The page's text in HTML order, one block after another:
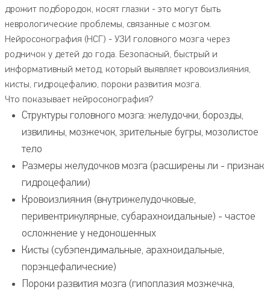
дрожит подбородок, косят глазки - это могут быть
неврологические проблемы, связанные с мозгом.
Нейросонография (НСГ) - УЗИ головного мозга через
родничок у детей до года. Безопасный, быстрый и
информативный метод, который выявляет кровоизлияния,
кисты, гидроцефалию, пороки развития мозга.
Что показывает нейросонография?
Структуры головного мозга: желудочки, борозды,
извилины, мозжечок, зрительные бугры, мозолистое
тело
Размеры желудочков мозга (расширены ли - признак
гидроцефалии)
Кровоизлияния (внутрижелудочковые,
перивентрикулярные, субарахноидальные) - частое
осложнение у недоношенных
Кисты (субэпендимальные, арахноидальные,
порэнцефалические)
Пороки развития мозга (гипоплазия мозжечка,
Определение лодыжечно-плечевого индекса (ЛПИ)
УЗИ мошонки (УЗИ органов мошонки)
УЗИ невромы Мортона
УЗИ почек и мочевого пузыря
УЗИ щитовидной железы
УЗИ суставов (Артросонография)
УЗИ вен и артерий нижних конечностей
УЗИ лимфатических узлов
УЗИ сосудов шеи и головы (УЗДГ, БЦА)
УЗИ мягких тканей
УЗИ органов малого таза (гинекологическое)
УЗИ молочных желез
УЗИ мочевого пузыря
УЗИ почек и надпочечников